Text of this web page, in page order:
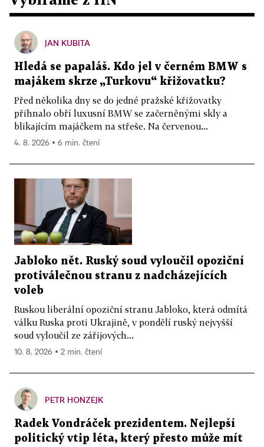
JAN KUBITA
Hledá se papaláš. Kdo jel v černém BMW s
majákem skrze „Turkovu“ křižovatku?
Před několika dny se do jedné pražské křižovatky
přihnalo obří luxusní BMW se začerněnými skly a
blikajícím majáčkem na střeše. Na červenou...
4. 8. 2026 ▪ 6 min. čtení
Jabloko nět. Ruský soud vyloučil opoziční
protiválečnou stranu z nadcházejících
voleb
Ruskou liberální opoziční stranu Jabloko, která odmítá
válku Ruska proti Ukrajině, v pondělí ruský nejvyšší
soud vyloučil ze zářijových...
10. 8. 2026 ▪ 2 min. čtení
PETR HONZEJK
Radek Vondráček prezidentem. Nejlepší
politický vtip léta, který přesto může mít